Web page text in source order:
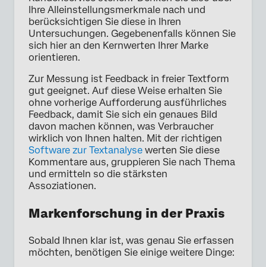
Ihre Alleinstellungsmerkmale nach und
berücksichtigen Sie diese in Ihren
Untersuchungen. Gegebenenfalls können Sie
sich hier an den Kernwerten Ihrer Marke
orientieren.
Zur Messung ist Feedback in freier Textform
gut geeignet. Auf diese Weise erhalten Sie
ohne vorherige Aufforderung ausführliches
Feedback, damit Sie sich ein genaues Bild
davon machen können, was Verbraucher
wirklich von Ihnen halten. Mit der richtigen
Software zur Textanalyse werten Sie diese
Kommentare aus, gruppieren Sie nach Thema
und ermitteln so die stärksten
Assoziationen.
Markenforschung in der Praxis
Sobald Ihnen klar ist, was genau Sie erfassen
möchten, benötigen Sie einige weitere Dinge: